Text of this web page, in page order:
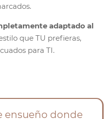
adaptado al
que TU prefieras,
para TI.
ensueño donde